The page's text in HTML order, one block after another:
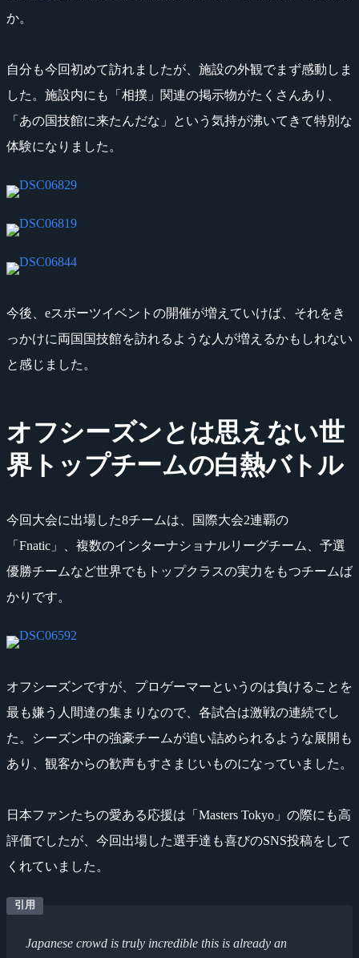
か。
自分も今回初めて訪れましたが、施設の外観でまず感動しま
した。施設内にも「相撲」関連の掲示物がたくさんあり、
「あの国技館に来たんだな」という気持が沸いてきて特別な
体験になりました。
今後、eスポーツイベントの開催が増えていけば、それをき
っかけに両国国技館を訪れるような人が増えるかもしれない
と感じました。
オフシーズンとは思えない世
界トップチームの白熱バトル
今回大会に出場した8チームは、国際大会2連覇の
「Fnatic」、複数のインターナショナルリーグチーム、予選
優勝チームなど世界でもトップクラスの実力をもつチームば
かりです。
オフシーズンですが、プロゲーマーというのは負けることを
最も嫌う人間達の集まりなので、各試合は激戦の連続でし
た。シーズン中の強豪チームが追い詰められるような展開も
あり、観客からの歓声もすさまじいものになっていました。
日本ファンたちの愛ある応援は「Masters Tokyo」の際にも高
評価でしたが、今回出場した選手達も喜びのSNS投稿をして
くれていました。
Japanese crowd is truly incredible this is already an